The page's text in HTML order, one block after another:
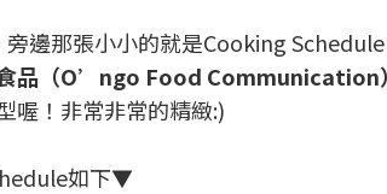
邊那張小小的就是Cooking Schedule
品（O’ngo Food Communication）
喔！非常非常的精緻:)
如下▼